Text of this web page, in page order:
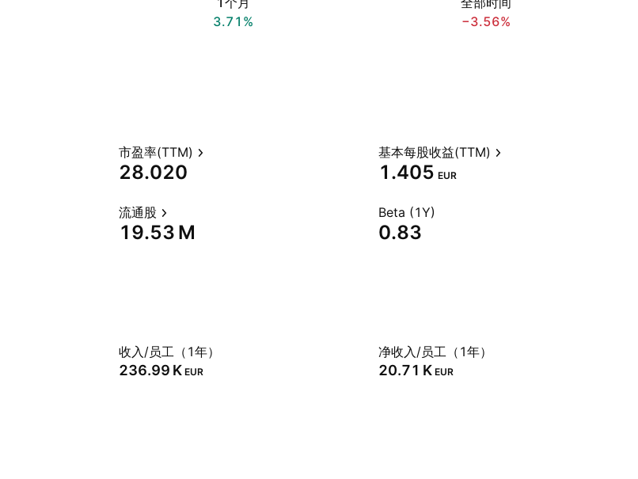
3.71%
−3.56%
市盈率(TTM)
28.020
基本每股收益(TTM)
1.405 EUR
流通股
‪19.53 M‬
Beta (1Y)
0.83
收入/员工（1年）
‪236.99 K‬ EUR
净收入/员工（1年）
‪20.71 K‬ EUR